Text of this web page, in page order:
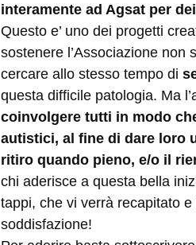
interamente ad Agsat per
Questo e’ uno dei progetti
sostenere l’Associazione non
cercare allo stesso tempo di
questa difficile patologia. Ma
coinvolgere tutti in modo
autistici, al fine di dare loro
ritiro quando pieno, e/o il
chi aderisce a questa bella
tappi, che vi verrà recapitato
soddisfazione!